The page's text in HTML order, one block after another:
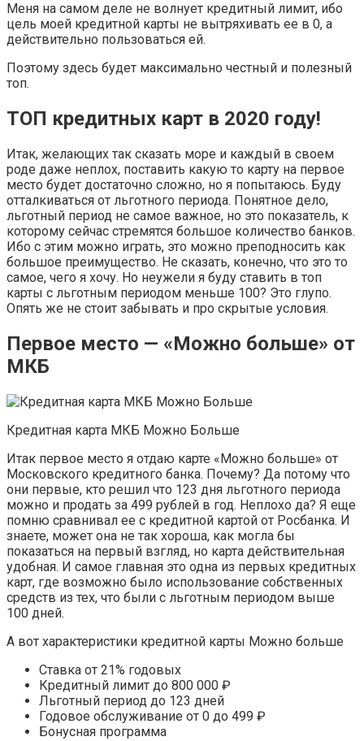
Меня на самом деле не волнует кредитный лимит, ибо
цель моей кредитной карты не вытряхивать ее в 0, а
действительно пользоваться ей.
Поэтому здесь будет максимально честный и полезный
топ.
ТОП кредитных карт в 2020 году!
Итак, желающих так сказать море и каждый в своем
роде даже неплох, поставить какую то карту на первое
место будет достаточно сложно, но я попытаюсь. Буду
отталкиваться от льготного периода. Понятное дело,
льготный период не самое важное, но это показатель, к
которому сейчас стремятся большое количество банков.
Ибо с этим можно играть, это можно преподносить как
большое преимущество. Не сказать, конечно, что это то
самое, чего я хочу. Но неужели я буду ставить в топ
карты с льготным периодом меньше 100? Это глупо.
Опять же не стоит забывать и про скрытые условия.
Первое место — «Можно больше» от
МКБ
Кредитная карта МКБ Можно Больше
Итак первое место я отдаю карте «Можно больше» от
Московского кредитного банка. Почему? Да потому что
они первые, кто решил что 123 дня льготного периода
можно и продать за 499 рублей в год. Неплохо да? Я еще
помню сравнивал ее с кредитной картой от Росбанка. И
знаете, может она не так хороша, как могла бы
показаться на первый взгляд, но карта действительная
удобная. И самое главная это одна из первых кредитных
карт, где возможно было использование собственных
средств из тех, что были с льготным периодом выше
100 дней.
А вот характеристики кредитной карты Можно больше
Ставка от 21% годовых
Кредитный лимит до 800 000 ₽
Льготный период до 123 дней
Годовое обслуживание от 0 до 499 ₽
Бонусная программа